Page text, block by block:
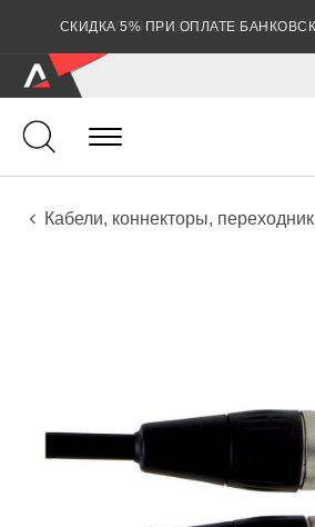
СКИДКА 5% ПРИ ОПЛАТЕ
Гитары
Электро инструменты
Звуковое оборудование
Кабели, коннекторы,